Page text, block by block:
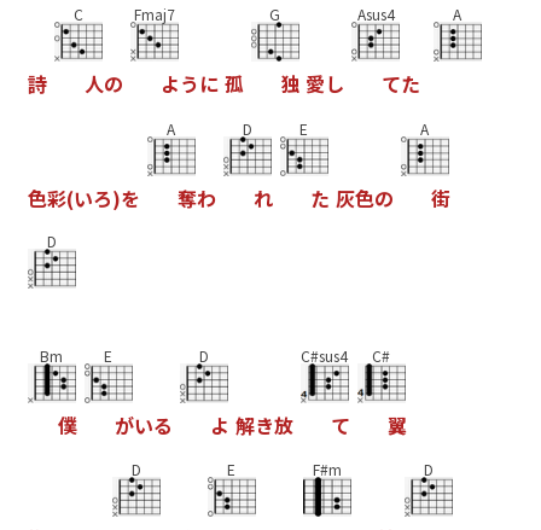
詩
C
人の
Fmaj7
よう に 孤
G
独 愛し
Asus4
てた
A
色彩(いろ)を
A
奪わ
D
れ
E
た 灰色の
A
街
D
Bm
僕
E
がいる
D
よ 解き放
C#sus4
て
C#
翼
D E F#m D